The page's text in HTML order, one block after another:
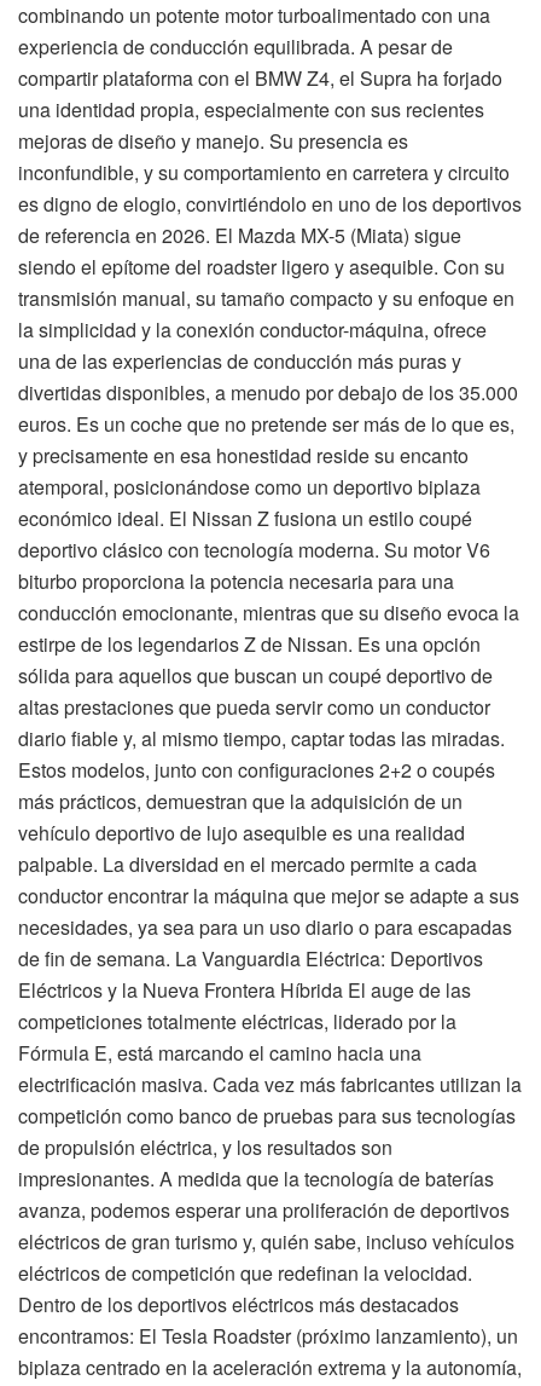
combinando un potente motor turboalimentado con una
experiencia de conducción equilibrada. A pesar de
compartir plataforma con el BMW Z4, el Supra ha forjado
una identidad propia, especialmente con sus recientes
mejoras de diseño y manejo. Su presencia es
inconfundible, y su comportamiento en carretera y circuito
es digno de elogio, convirtiéndolo en uno de los deportivos
de referencia en 2026. El Mazda MX-5 (Miata) sigue
siendo el epítome del roadster ligero y asequible. Con su
transmisión manual, su tamaño compacto y su enfoque en
la simplicidad y la conexión conductor-máquina, ofrece
una de las experiencias de conducción más puras y
divertidas disponibles, a menudo por debajo de los 35.000
euros. Es un coche que no pretende ser más de lo que es,
y precisamente en esa honestidad reside su encanto
atemporal, posicionándose como un deportivo biplaza
económico ideal. El Nissan Z fusiona un estilo coupé
deportivo clásico con tecnología moderna. Su motor V6
biturbo proporciona la potencia necesaria para una
conducción emocionante, mientras que su diseño evoca la
estirpe de los legendarios Z de Nissan. Es una opción
sólida para aquellos que buscan un coupé deportivo de
altas prestaciones que pueda servir como un conductor
diario fiable y, al mismo tiempo, captar todas las miradas.
Estos modelos, junto con configuraciones 2+2 o coupés
más prácticos, demuestran que la adquisición de un
vehículo deportivo de lujo asequible es una realidad
palpable. La diversidad en el mercado permite a cada
conductor encontrar la máquina que mejor se adapte a sus
necesidades, ya sea para un uso diario o para escapadas
de fin de semana. La Vanguardia Eléctrica: Deportivos
Eléctricos y la Nueva Frontera Híbrida El auge de las
competiciones totalmente eléctricas, liderado por la
Fórmula E, está marcando el camino hacia una
electrificación masiva. Cada vez más fabricantes utilizan la
competición como banco de pruebas para sus tecnologías
de propulsión eléctrica, y los resultados son
impresionantes. A medida que la tecnología de baterías
avanza, podemos esperar una proliferación de deportivos
eléctricos de gran turismo y, quién sabe, incluso vehículos
eléctricos de competición que redefinan la velocidad.
Dentro de los deportivos eléctricos más destacados
encontramos: El Tesla Roadster (próximo lanzamiento), un
biplaza centrado en la aceleración extrema y la autonomía,